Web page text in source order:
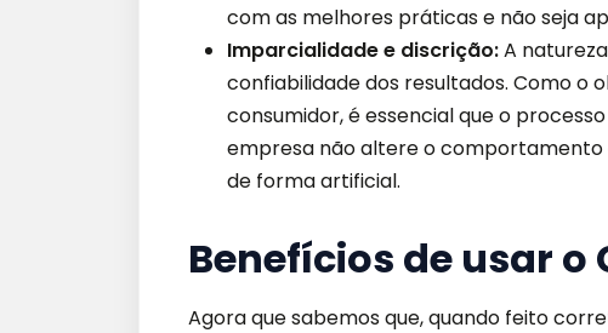
com as melhores práticas e não seja
Imparcialidade e discrição:A
confiabilidade dos resultados. Como o
consumidor, é essencial que o
empresa não altere o comportamento
de forma artificial.
Benefícios de usar o
Agora que sabemos que, quando feito